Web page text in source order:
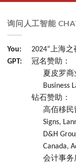
询问人工智能
You:
2024“上海之
GPT:
冠名赞助：
夏皮罗商
Business
钻石赞助：
高佰移民
Signs,
D&H
Canada,
会计事务